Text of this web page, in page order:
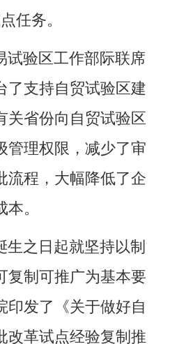
任务。
试验区工作部际联席
了支持自贸试验区建
关省份向自贸试验区
管理权限，减少了审
流程，大幅降低了企
。
生之日起就坚持以制
复制可推广为基本要
印发了《关于做好自
改革试点经验复制推